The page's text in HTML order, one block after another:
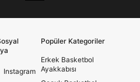
Instagram
Popüler Kategoriler
Erkek Basketbol
Ayakkabısı